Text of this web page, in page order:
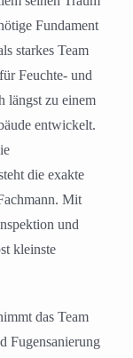
Fundament
starkes Team
Feuchte- und
längst zu einem
entwickelt.
die exakte
Mit
und
kleinste
das Team
Fugensanierung